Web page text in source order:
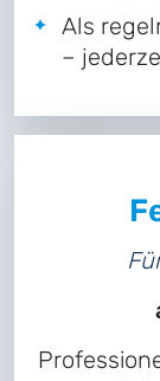
Als
–